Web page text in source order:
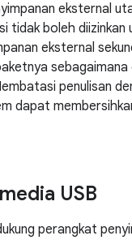
eksternal
tidak boleh diizinkan
eksternal
sebagaimana
penulisan
dapat
USB
perangkat